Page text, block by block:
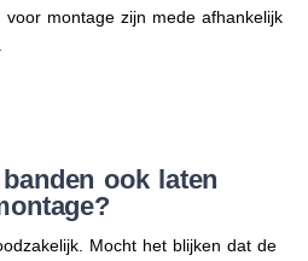
montage zijn mede afhankelijk
ook laten
Mocht het blijken dat de